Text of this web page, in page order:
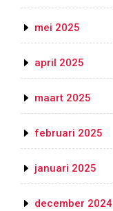
mei 2025
april 2025
maart 2025
februari 2025
januari 2025
december 2024